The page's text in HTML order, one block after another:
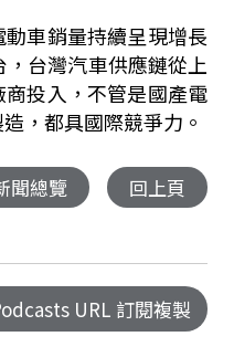
車銷量持續呈現增長
台灣汽車供應鏈從上
投入，不管是國產電
，都具國際競爭力。
聞總覽 回上頁
URL 訂閱複製